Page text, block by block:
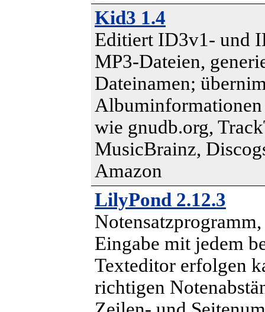
Kid3 1.4
Editiert ID3v1- und
MP3-Dateien,
Dateinamen;
Albuminformationen
wie gnudb.org,
MusicBrainz,
Amazon
LilyPond 2.12.3
Eingabe mit jedem
Texteditor erfolgen
richtigen